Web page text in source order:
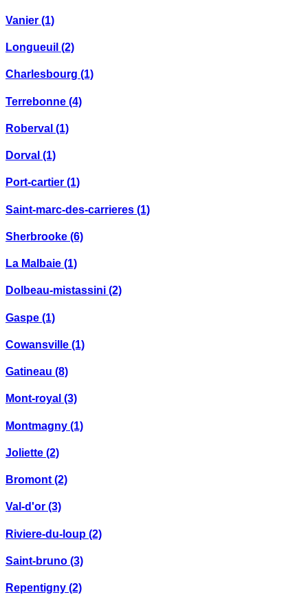
Vanier (1)
Longueuil (2)
Charlesbourg (1)
Terrebonne (4)
Roberval (1)
Dorval (1)
Port-cartier (1)
Saint-marc-des-carrieres (1)
Sherbrooke (6)
La Malbaie (1)
Dolbeau-mistassini (2)
Gaspe (1)
Cowansville (1)
Gatineau (8)
Mont-royal (3)
Montmagny (1)
Joliette (2)
Bromont (2)
Val-d'or (3)
Riviere-du-loup (2)
Saint-bruno (3)
Repentigny (2)